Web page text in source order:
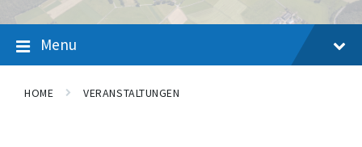
Menu
HOME VERANSTALTUNGEN